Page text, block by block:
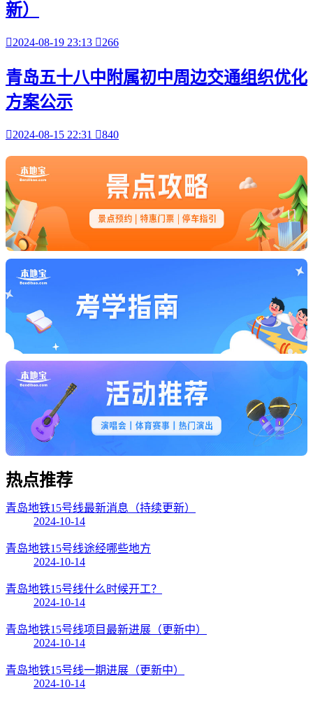
新）
2024-08-19 23:13 266
青岛五十八中附属初中周边交通组织优化
方案公示
2024-08-15 22:31 840
热点推荐
青岛地铁15号线最新消息（持续更新）
2024-10-14
青岛地铁15号线途经哪些地方
2024-10-14
青岛地铁15号线什么时候开工？
2024-10-14
青岛地铁15号线项目最新进展（更新中）
2024-10-14
青岛地铁15号线一期进展（更新中）
2024-10-14